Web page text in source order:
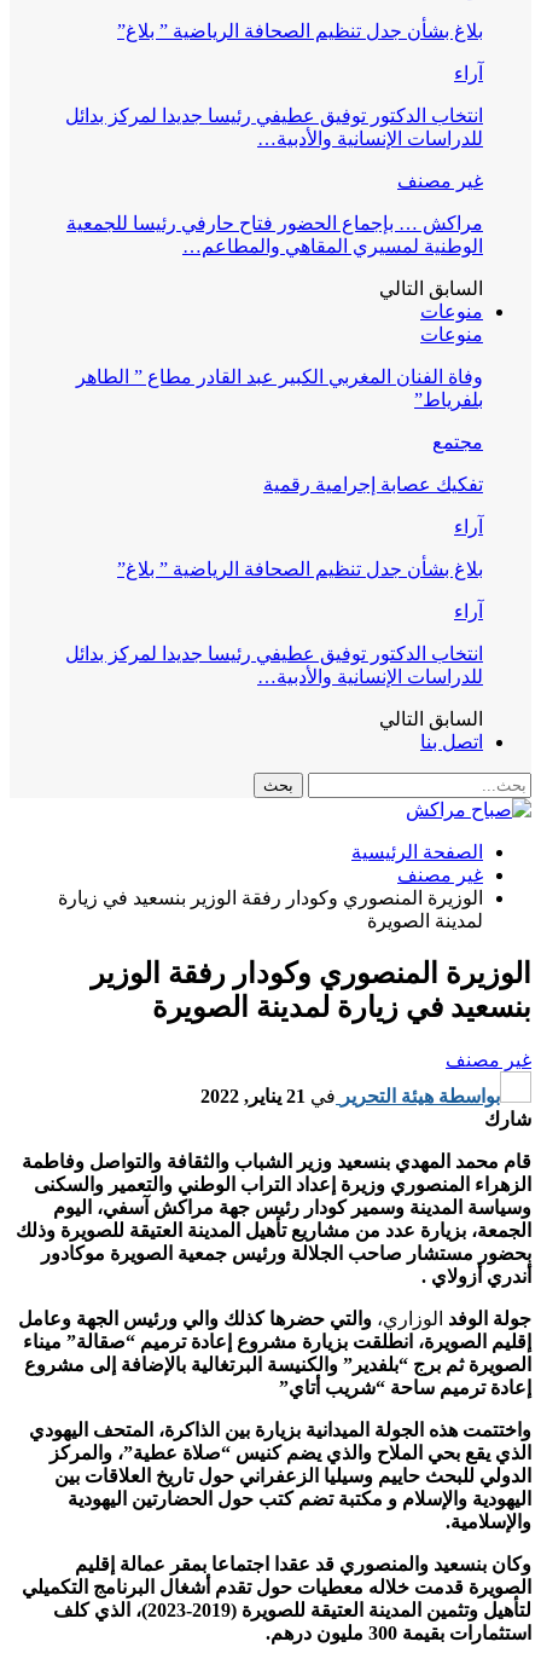
بلاغ بشأن جدل تنظيم الصحافة الرياضية ” بلاغ”
آراء
انتخاب الدكتور توفيق عطيفي رئيسا جديدا لمركز بدائل
للدراسات الإنسانية والأدبية…
غير مصنف
مراكش … بإجماع الحضور فتاح حارفي رئيسا للجمعية
الوطنية لمسيري المقاهي والمطاعم…
السابق التالي
منوعات
منوعات
وفاة الفنان المغربي الكبير عبد القادر مطاع ” الطاهر
بلفرياط”
مجتمع
تفكيك عصابة إجرامية رقمية
آراء
بلاغ بشأن جدل تنظيم الصحافة الرياضية ” بلاغ”
آراء
انتخاب الدكتور توفيق عطيفي رئيسا جديدا لمركز بدائل
للدراسات الإنسانية والأدبية…
السابق التالي
اتصل بنا
الصفحة الرئيسية
غير مصنف
الوزيرة المنصوري وكودار رفقة الوزير بنسعيد في زيارة
لمدينة الصويرة
الوزيرة المنصوري وكودار رفقة الوزير
بنسعيد في زيارة لمدينة الصويرة
غير مصنف
بواسطة هيئة التحرير في 21 يناير, 2022
شارك
قام محمد المهدي بنسعيد وزير الشباب والثقافة والتواصل وفاطمة
الزهراء المنصوري وزيرة إعداد التراب الوطني والتعمير والسكنى
وسياسة المدينة وسمير كودار رئيس جهة مراكش آسفي، اليوم
الجمعة، بزيارة عدد من مشاريع تأهيل المدينة العتيقة للصويرة وذلك
بحضور مستشار صاحب الجلالة ورئيس جمعية الصويرة موكادور
أندري أزولاي .
جولة الوفد الوزاري، والتي حضرها كذلك والي ورئيس الجهة وعامل
إقليم الصويرة، انطلقت بزيارة مشروع إعادة ترميم “صقالة” ميناء
الصويرة ثم برج “بلفدير” والكنيسة البرتغالية بالإضافة إلى مشروع
إعادة ترميم ساحة “شريب أتاي”
واختتمت هذه الجولة الميدانية بزيارة بين الذاكرة، المتحف اليهودي
الذي يقع بحي الملاح والذي يضم كنيس “صلاة عطية”، والمركز
الدولي للبحث حاييم وسيليا الزعفراني حول تاريخ العلاقات بين
اليهودية والإسلام و مكتبة تضم كتب حول الحضارتين اليهودية
والإسلامية.
وكان بنسعيد والمنصوري قد عقدا اجتماعا بمقر عمالة إقليم
الصويرة قدمت خلاله معطيات حول تقدم أشغال البرنامج التكميلي
لتأهيل وتثمين المدينة العتيقة للصويرة (2019-2023)، الذي كلف
استثمارات بقيمة 300 مليون درهم.